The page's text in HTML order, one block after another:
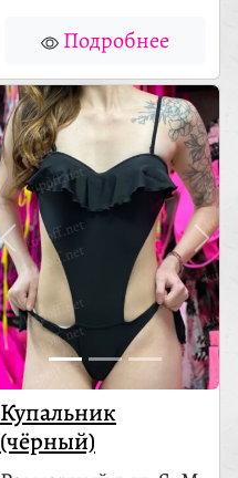
Подробнее
Купальник
(чёрный)